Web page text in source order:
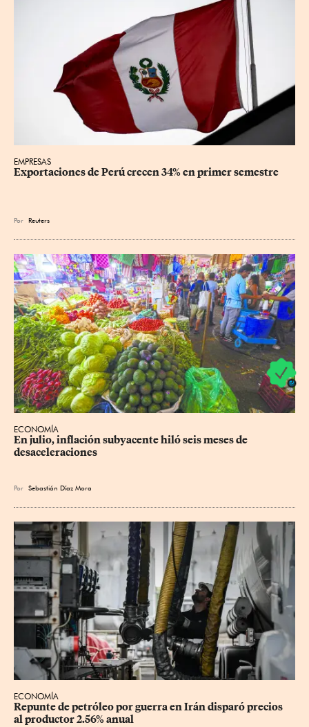
EMPRESAS
Exportaciones de Perú crecen 34% en primer semestre
Por Reuters
ECONOMÍA
En julio, inflación subyacente hiló seis meses de
desaceleraciones
Por Sebastián Díaz Mora
ECONOMÍA
Repunte de petróleo por guerra en Irán disparó precios
al productor 2.56% anual